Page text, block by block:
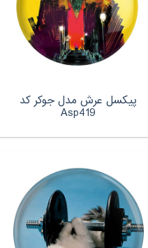
پیکسل عرش مدل جوکر کد
Asp419